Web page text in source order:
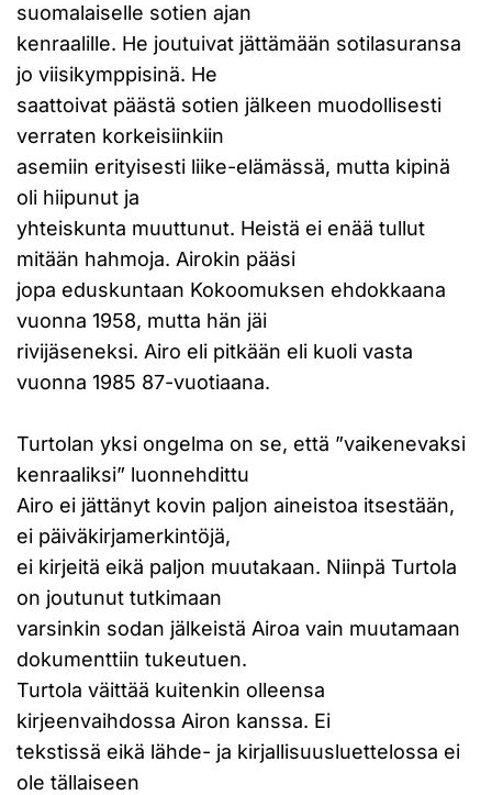
suomalaiselle sotien ajan
kenraalille. He joutuivat jättämään sotilasuransa
jo viisikymppisinä. He
saattoivat päästä sotien jälkeen muodollisesti
verraten korkeisiinkiin
asemiin erityisesti liike-elämässä, mutta kipinä
oli hiipunut ja
yhteiskunta muuttunut. Heistä ei enää tullut
mitään hahmoja. Airokin pääsi
jopa eduskuntaan Kokoomuksen ehdokkaana
vuonna 1958, mutta hän jäi
rivijäseneksi. Airo eli pitkään eli kuoli vasta
vuonna 1985 87-vuotiaana.
Turtolan yksi ongelma on se, että ”vaikenevaksi
kenraaliksi” luonnehdittu
Airo ei jättänyt kovin paljon aineistoa itsestään,
ei päiväkirjamerkintöjä,
ei kirjeitä eikä paljon muutakaan. Niinpä Turtola
on joutunut tutkimaan
varsinkin sodan jälkeistä Airoa vain muutamaan
dokumenttiin tukeutuen.
Turtola väittää kuitenkin olleensa
kirjeenvaihdossa Airon kanssa. Ei
tekstissä eikä lähde- ja kirjallisuusluettelossa ei
ole tällaiseen